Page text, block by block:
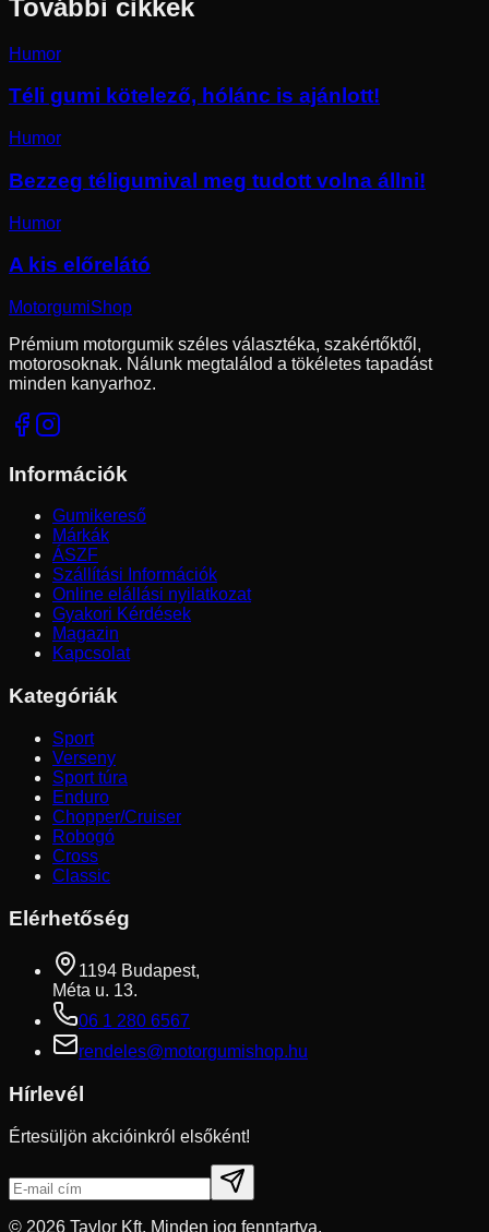
További cikkek
Humor
Téli gumi kötelező, hólánc is ajánlott!
Humor
Bezzeg téligumival meg tudott volna állni!
Humor
A kis előrelátó
MotorgumiShop
Prémium motorgumik széles választéka, szakértőktől,
motorosoknak. Nálunk megtalálod a tökéletes tapadást
minden kanyarhoz.
Információk
Gumikereső
Márkák
ÁSZF
Szállítási Információk
Online elállási nyilatkozat
Gyakori Kérdések
Magazin
Kapcsolat
Kategóriák
Sport
Verseny
Sport túra
Enduro
Chopper/Cruiser
Robogó
Cross
Classic
Elérhetőség
1194 Budapest,
Méta u. 13.
06 1 280 6567
rendeles@motorgumishop.hu
Hírlevél
Értesüljön akcióinkról elsőként!
© 2026 Taylor Kft. Minden jog fenntartva.